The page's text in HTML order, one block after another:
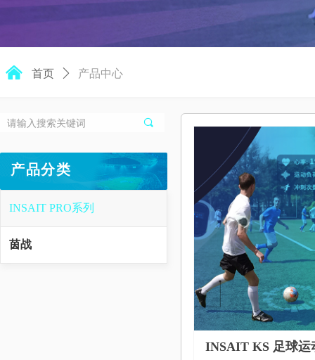
낀 首页 ꄲ 产品中心
INSAIT KS 足球运
产品分类
끠
INSAIT PRO系列
茵战